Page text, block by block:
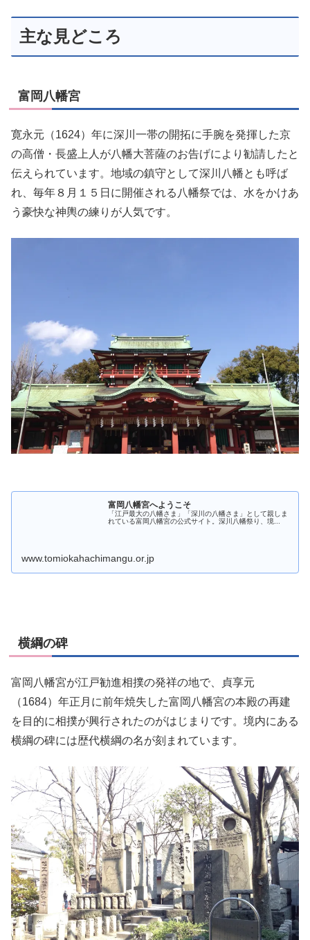
主な見どころ
富岡八幡宮
寛永元（1624）年に深川一帯の開拓に手腕を発揮した京
の高僧・長盛上人が八幡大菩薩のお告げにより勧請したと
伝えられています。地域の鎮守として深川八幡とも呼ば
れ、毎年８月１５日に開催される八幡祭では、水をかけあ
う豪快な神輿の練りが人気です。
富岡八幡宮へようこそ
「江戸最大の八幡さま」「深川の八幡さま」として親しま
れている富岡八幡宮の公式サイト。深川八幡祭り、境...
www.tomiokahachimangu.or.jp
横綱の碑
富岡八幡宮が江戸勧進相撲の発祥の地で、貞享元
（1684）年正月に前年焼失した富岡八幡宮の本殿の再建
を目的に相撲が興行されたのがはじまりです。境内にある
横綱の碑には歴代横綱の名が刻まれています。